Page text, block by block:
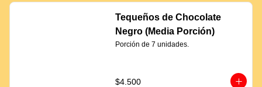
Tequeños de Chocolate
Negro (Media Porción)
Porción de 7 unidades.
$4.500